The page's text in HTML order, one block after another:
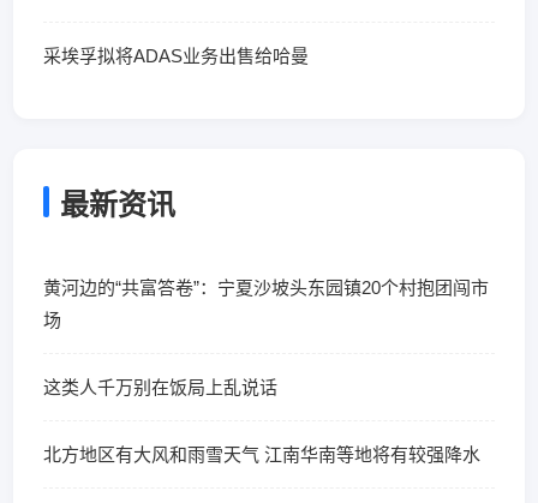
采埃孚拟将ADAS业务出售给哈曼
最新资讯
黄河边的“共富答卷”：宁夏沙坡头东园镇20个村抱团闯市
场
这类人千万别在饭局上乱说话
北方地区有大风和雨雪天气 江南华南等地将有较强降水